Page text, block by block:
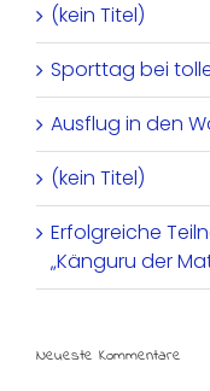
(kein Titel)
Sporttag bei
Ausflug in den
(kein Titel)
Erfolgreiche
„Känguru der
Neueste Kommentare